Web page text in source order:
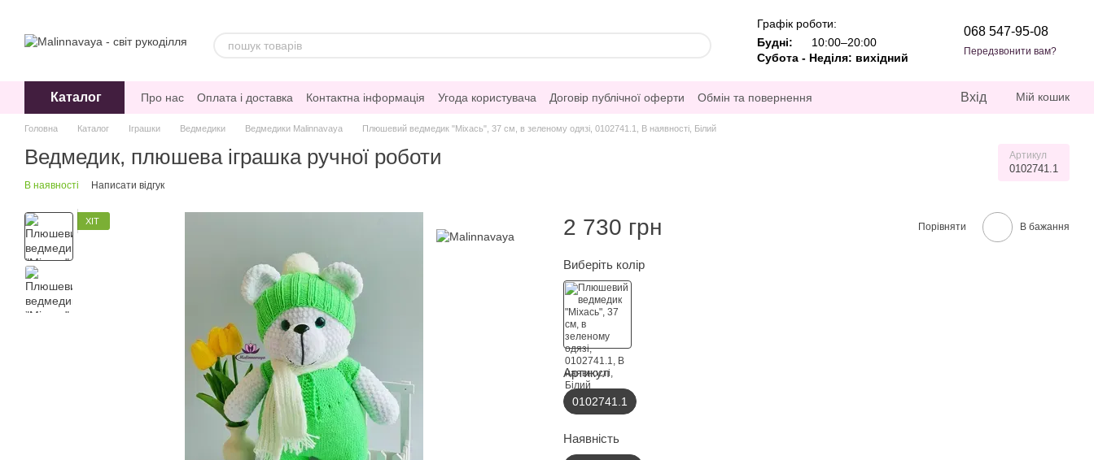
Графік роботи:
Будні:
10:00–20:00
Субота - Неділя: вихідний
068 547-95-08
Передзвонити вам?
Каталог Про нас Оплата і доставка Контактна інформація Угода користувача Договір публічної оферти
Обмін та повернення
Вхід Мій кошик
Головна Каталог Іграшки Ведмедики Ведмедики Malinnavaya Плюшевий ведмедик "Міхась", 37 см, в зеленому одязі, 0102741.1, В наявності, Білий
Ведмедик, плюшева іграшка ручної роботи Артикул
0102741.1
В наявності Написати відгук
ХІТ 2 730 грн Порівняти В бажання
Виберіть колір
Артикул
0102741.1
Наявність